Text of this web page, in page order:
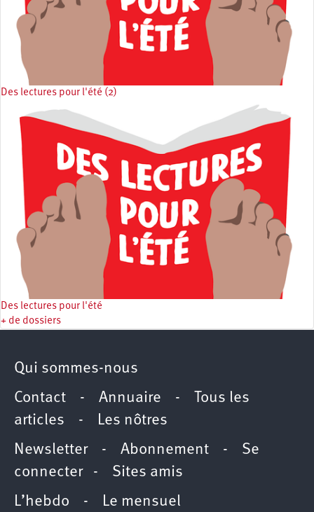
Des lectures pour l'été (2)
Des lectures pour l'été
+ de dossiers
Qui sommes-nous
Contact - Annuaire -
Tous les
articles - Les nôtres
Newsletter- Abonnement - Se
connecter- Sites amis
L’hebdo - Le mensuel